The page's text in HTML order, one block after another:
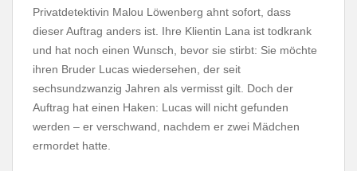
Privatdetektivin Malou Löwenberg ahnt sofort, dass
dieser Auftrag anders ist. Ihre Klientin Lana ist todkrank
und hat noch einen Wunsch, bevor sie stirbt: Sie möchte
ihren Bruder Lucas wiedersehen, der seit
sechsundzwanzig Jahren als vermisst gilt. Doch der
Auftrag hat einen Haken: Lucas will nicht gefunden
werden – er verschwand, nachdem er zwei Mädchen
ermordet hatte.